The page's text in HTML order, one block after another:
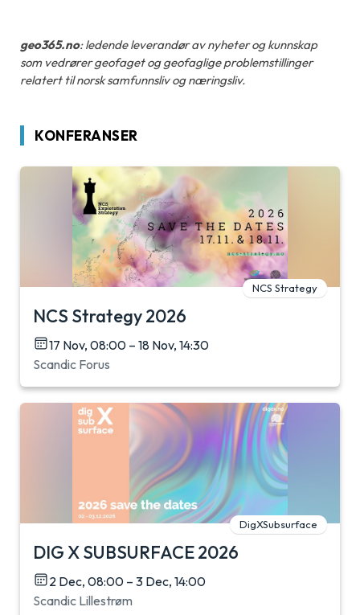
geo365.no: ledende leverandør av nyheter og kunnskap
som vedrører geofaget og geofaglige problemstillinger
relatert til norsk samfunnsliv og næringsliv.
KONFERANSER
NCS Strategy
NCS Strategy 2026
17 Nov, 08:00 – 18 Nov, 14:30
Scandic Forus
DigXSubsurface
DIG X SUBSURFACE 2026
2 Dec, 08:00 – 3 Dec, 14:00
Scandic Lillestrøm